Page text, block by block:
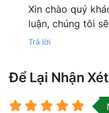
Xin chào quý
luận, chúng tôi
Trả lời
Để Lại Nhận Xét